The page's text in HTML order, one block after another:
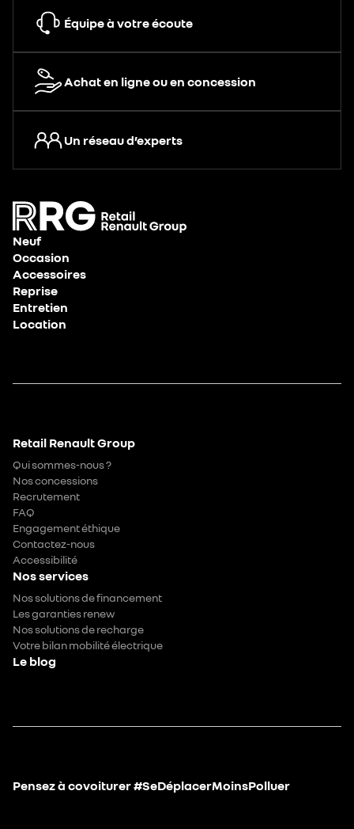
Équipe à votre écoute
Achat en ligne ou en concession
Un réseau d’experts
Neuf
Occasion
Accessoires
Reprise
Entretien
Location
Retail Renault Group
Qui sommes-nous ?
Nos concessions
Recrutement
FAQ
Engagement éthique
Contactez-nous
Accessibilité
Nos services
Nos solutions de financement
Les garanties renew
Nos solutions de recharge
Votre bilan mobilité électrique
Le blog
Pensez à covoiturer #SeDéplacerMoinsPolluer